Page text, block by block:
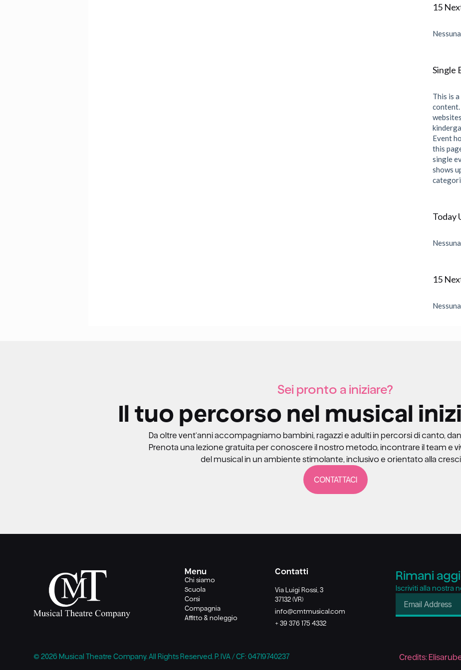
15
Single
This is
Event
this
single
shows
Today
15
Sei pronto a iniziare?
Il tuo percorso nel musical
Da oltre vent’anni accompagniamo bambini, ragazzi e adulti in percorsi di canto,
Prenota una lezione gratuita per conoscere il nostro metodo, incontrare il team e
del musical in un ambiente stimolante, inclusivo e orientato alla
CONTATTACI
Menu
Chi siamo
Scuola
Corsi
Compagnia
Affitto & noleggio
Contatti
Via Luigi Rossi, 3
37132 (VR)
info@cmtmusical.com
+ 39 376 175 4332
Rimani
Iscriviti alla nostra
© 2026 Musical Theatre Company. All Rights Reserved. P. IVA / CF: 04719740237 Credits: